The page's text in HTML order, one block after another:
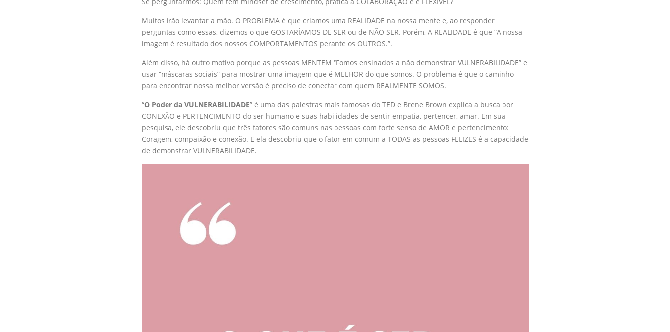
Muitos irão levantar a mão. O PROBLEMA é que criamos uma REALIDADE na nossa mente e, ao responder
perguntas como essas, dizemos o que GOSTARÍAMOS DE SER ou de NÃO SER. Porém, A REALIDADE é que “A nossa
imagem é resultado dos nossos COMPORTAMENTOS perante os OUTROS.”.
Além disso, há outro motivo porque as pessoas MENTEM “Fomos ensinados a não demonstrar VULNERABILIDADE” e
usar “máscaras sociais” para mostrar uma imagem que é MELHOR do que somos. O problema é que o caminho
para encontrar nossa melhor versão é preciso de conectar com quem REALMENTE SOMOS.
“O Poder da VULNERABILIDADE” é uma das palestras mais famosas do TED e Brene Brown explica a busca por
CONEXÃO e PERTENCIMENTO do ser humano e suas habilidades de sentir empatia, pertencer, amar. Em sua
pesquisa, ele descobriu que três fatores são comuns nas pessoas com forte senso de AMOR e pertencimento:
Coragem, compaixão e conexão. E ela descobriu que o fator em comum a TODAS as pessoas FELIZES é a capacidade
de demonstrar VULNERABILIDADE.